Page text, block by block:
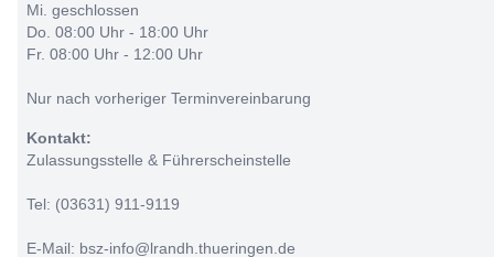
Mi. geschlossen
Do. 08:00 Uhr - 18:00 Uhr
Fr. 08:00 Uhr - 12:00 Uhr
Nur nach vorheriger Terminvereinbarung
Kontakt:
Zulassungsstelle & Führerscheinstelle
Tel: (03631) 911-9119
E-Mail: bsz-info@lrandh.thueringen.de